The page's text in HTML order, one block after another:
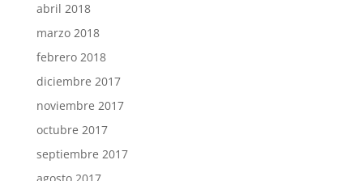
abril 2018
marzo 2018
febrero 2018
diciembre 2017
noviembre 2017
octubre 2017
septiembre 2017